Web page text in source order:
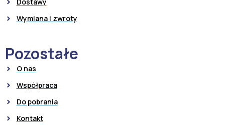
Wymiana i zwroty
Pozostałe
O nas
Współpraca
Do pobrania
Kontakt